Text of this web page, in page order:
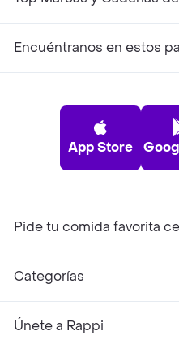
Encuéntranos en estos
App Store
Pide tu comida favorita
Categorías
Únete a Rappi